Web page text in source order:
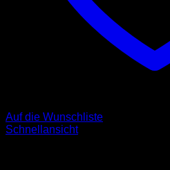
Auf die Wunschliste
Schnellansicht